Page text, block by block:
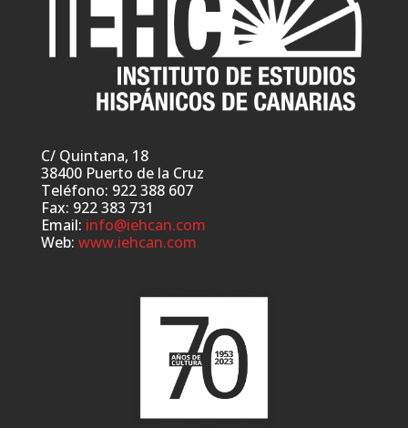
C/ Quintana, 18
38400 Puerto de la Cruz
Teléfono: 922 388 607
Fax: 922 383 731
Email: info@iehcan.com
Web: www.iehcan.com